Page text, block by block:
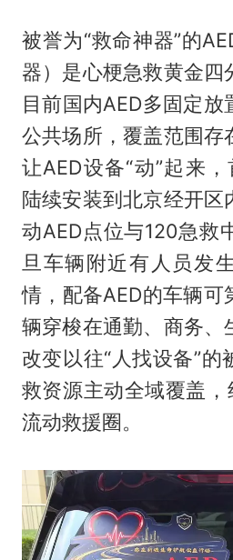
被誉为“救命神器”的
器）是心梗急救黄金四
目前国内AED多固定
公共场所，覆盖范围存
让AED设备“动”起来
陆续安装到北京经开区
动AED点位与120急救
旦车辆附近有人员发
情，配备AED的车辆可
辆穿梭在通勤、商务、
改变以往“人找设备”的
救资源主动全域覆盖，
流动救援圈。